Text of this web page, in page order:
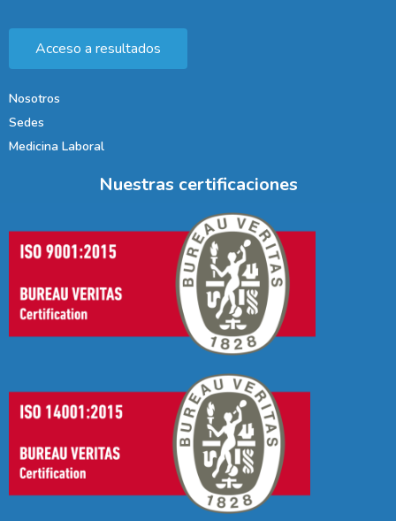
Acceso a resultados
Nosotros
Sedes
Medicina Laboral
Nuestras certificaciones